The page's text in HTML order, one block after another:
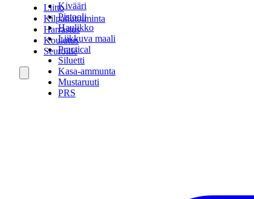
Kivääri
Pistooli
Haulikko
Liikkuva maali
Practical
Siluetti
Kasa-ammunta
Mustaruuti
PRS
Liitto
Kilpailutoiminta
Harrastus
Koulutus
Seuroille